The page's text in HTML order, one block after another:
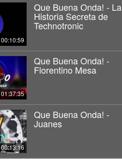
00:10:59
Que Buena Onda! - La
Historia Secreta de
Technotronic
01:37:35
Que Buena Onda! -
Florentino Mesa
00:13:16
Que Buena Onda! -
Juanes